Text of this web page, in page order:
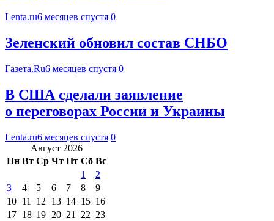
Lenta.ru6 месяцев спустя 0
Зеленский обновил состав СНБО
Газета.Ru6 месяцев спустя 0
В США сделали заявление
о переговорах России и Украины
Lenta.ru6 месяцев спустя 0
Август 2026
Пн Вт Ср Чт Пт Сб Вс
1
2
3
4 5 6 7 8
9
10 11 12 13 14 15 16
17 18 19 20 21 22 23